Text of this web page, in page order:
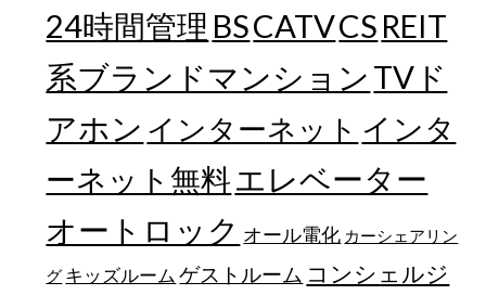
24時間管理 BSCATVCS REIT
系ブランドマンション TVド
アホン インターネット インタ
ーネット無料エレベーター
オートロック オール電化 カーシェアリン
グ キッズルーム ゲストルーム コンシェルジ